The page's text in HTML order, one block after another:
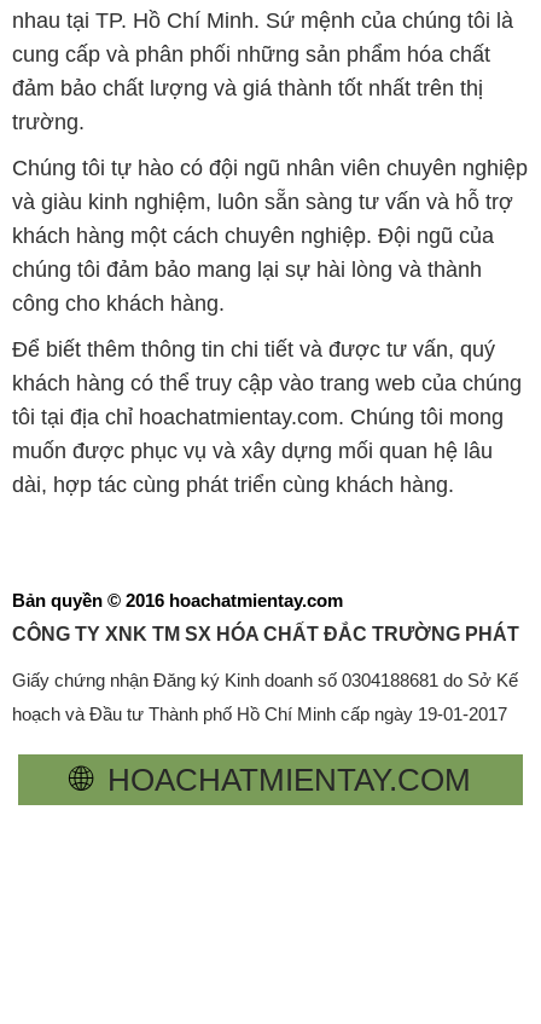
nhau tại TP. Hồ Chí Minh. Sứ mệnh của chúng tôi là
cung cấp và phân phối những sản phẩm hóa chất
đảm bảo chất lượng và giá thành tốt nhất trên thị
trường.
Chúng tôi tự hào có đội ngũ nhân viên chuyên nghiệp
và giàu kinh nghiệm, luôn sẵn sàng tư vấn và hỗ trợ
khách hàng một cách chuyên nghiệp. Đội ngũ của
chúng tôi đảm bảo mang lại sự hài lòng và thành
công cho khách hàng.
Để biết thêm thông tin chi tiết và được tư vấn, quý
khách hàng có thể truy cập vào trang web của chúng
tôi tại địa chỉ hoachatmientay.com. Chúng tôi mong
muốn được phục vụ và xây dựng mối quan hệ lâu
dài, hợp tác cùng phát triển cùng khách hàng.
Bản quyền © 2016 hoachatmientay.com
CÔNG TY XNK TM SX HÓA CHẤT ĐẮC TRƯỜNG PHÁT
Giấy chứng nhận Đăng ký Kinh doanh số 0304188681 do Sở Kế
hoạch và Đầu tư Thành phố Hồ Chí Minh cấp ngày 19-01-2017
🌐 HOACHATMIENTAY.COM